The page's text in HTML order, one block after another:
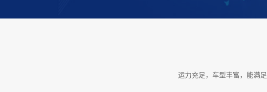
运力充足，车型丰富，能满